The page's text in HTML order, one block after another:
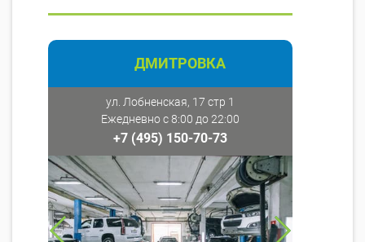
ДМИТРОВКА
ул. Лобненская, 17 стр 1
Ежедневно с 8:00 до 22:00
+7 (495) 150-70-73